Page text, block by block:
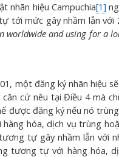
nhãn hiệu Campuchia[1]
tới mức gây nhầm lẫn với
worldwide and using for a
đăng ký nhãn hiệu
cứ nêu tại Điều 4 mà
được đăng ký nếu nó
hàng hóa, dịch vụ trùng
tự gây nhầm lẫn với
tương tự với hàng hóa,